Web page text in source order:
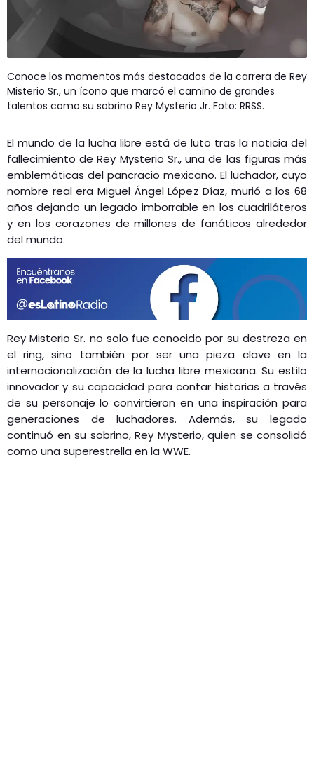
Conoce los momentos más destacados de la carrera de Rey
Misterio Sr., un ícono que marcó el camino de grandes
talentos como su sobrino Rey Mysterio Jr. Foto: RRSS.
El mundo de la lucha libre está de luto tras la noticia del
fallecimiento de Rey Mysterio Sr., una de las figuras más
emblemáticas del pancracio mexicano. El luchador, cuyo
nombre real era Miguel Ángel López Díaz, murió a los 68
años dejando un legado imborrable en los cuadriláteros
y en los corazones de millones de fanáticos alrededor
del mundo.
Rey Misterio Sr. no solo fue conocido por su destreza en
el ring, sino también por ser una pieza clave en la
internacionalización de la lucha libre mexicana. Su estilo
innovador y su capacidad para contar historias a través
de su personaje lo convirtieron en una inspiración para
generaciones de luchadores. Además, su legado
continuó en su sobrino, Rey Mysterio, quien se consolidó
como una superestrella en la WWE.